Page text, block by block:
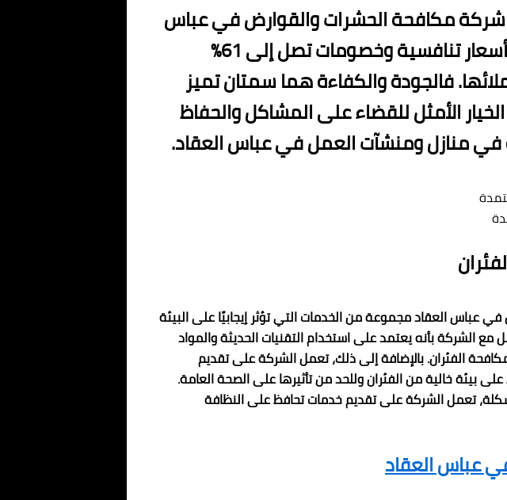
شركة مكافحة الحشرات والقوارض في عباس
العقاد بتقديم خدماتها بأسعار تنافسية وخصومات تصل إلى 61%
فالجودة والكفاءة هما سمتان تميز
الأمثل للقضاء على المشاكل والحفاظ
منازل ومنشآت العمل في عباس العقاد.
عباس العقاد مجموعة من الخدمات التي تؤثر إيجابيًا على البيئة
مع الشركة بأنه يعتمد على استخدام التقنيات الحديثة والمواد
الفئران. بالإضافة إلى ذلك، تعمل الشركة على تقديم
بيئة خالية من الفئران وللحد من تأثيرها على الصحة العامة.
تعمل الشركة على تقديم خدمات تحافظ على النظافة
عباس العقاد